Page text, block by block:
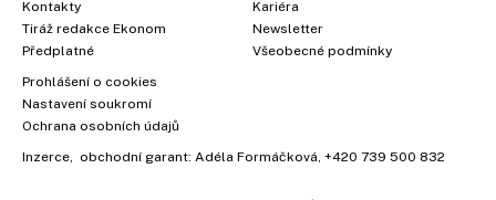
Kontakty
Tiráž redakce Ekonom
Předplatné
Kariéra
Newsletter
Všeobecné podmínky
Prohlášení o cookies
Nastavení soukromí
Ochrana osobních údajů
Inzerce , obchodní garant: Adéla Formáčková +420 739 500 832